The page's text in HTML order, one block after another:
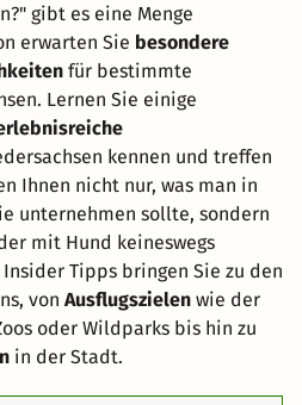
gibt es eine Menge
erwarten Sie besondere
für bestimmte
Lernen Sie einige
kennen und treffen
Ihnen nicht nur, was man in
unternehmen sollte, sondern
mit Hund keineswegs
Tipps bringen Sie zu den
von Ausflugszielen wie der
oder Wildparks bis hin zu
in der Stadt.